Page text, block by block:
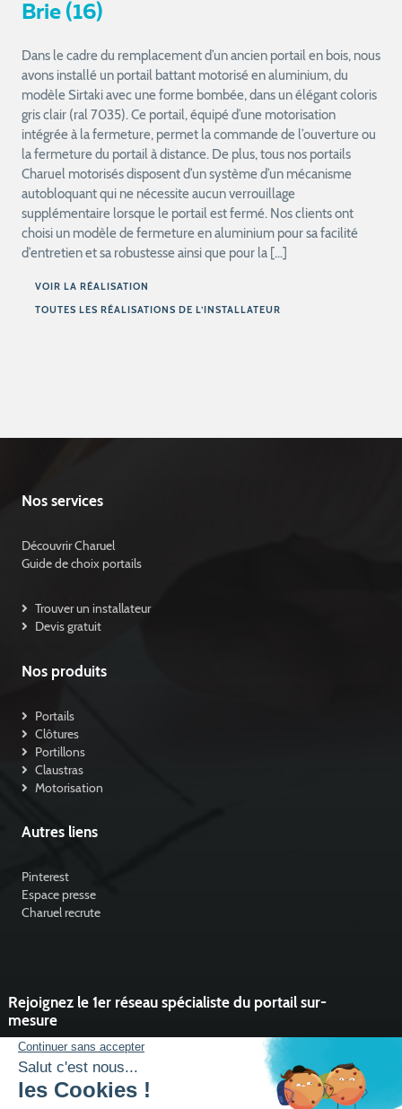
Brie (16)
Dans le cadre du remplacement d’un ancien portail en bois, nous
avons installé un portail battant motorisé en aluminium, du
modèle Sirtaki avec une forme bombée, dans un élégant coloris
gris clair (ral 7035). Ce portail, équipé d’une motorisation
intégrée à la fermeture, permet la commande de l’ouverture ou
la fermeture du portail à distance. De plus, tous nos portails
Charuel motorisés disposent d’un système d’un mécanisme
autobloquant qui ne nécessite aucun verrouillage
supplémentaire lorsque le portail est fermé. Nos clients ont
choisi un modèle de fermeture en aluminium pour sa facilité
d’entretien et sa robustesse ainsi que pour la […]
VOIR LA RÉALISATION
TOUTES LES RÉALISATIONS DE L’INSTALLATEUR
Nos services
Découvrir Charuel
Guide de choix portails
Trouver un installateur
Devis gratuit
Nos produits
Portails
Clôtures
Portillons
Claustras
Motorisation
Autres liens
Pinterest
Espace presse
Charuel recrute
Rejoignez le 1er réseau spécialiste du portail sur-
mesure
Vous souhaitez développer l'activité portail de votre entreprise ?
Rejoindre un réseau dynamique, avec un service et des outils qui
font la différence ?